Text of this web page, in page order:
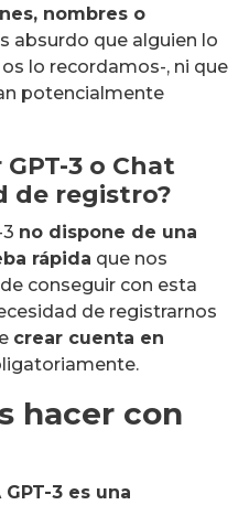
nombres o
absurdo que alguien lo
lo recordamos-, ni que
potencialmente
3 o Chat
de registro?
no dispone de una
rápida que nos
conseguir con esta
de registrarnos
crear cuenta en
hacer con
3 es una